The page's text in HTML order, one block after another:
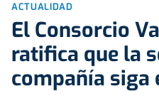
ACTUALIDAD
El Consorcio
ratifica que la
compañía siga